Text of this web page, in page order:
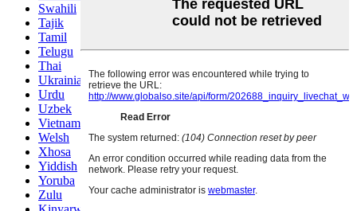
Swahili
Tajik
Tamil
Telugu
Thai
Ukrainian
Urdu
Uzbek
Vietnamese
Welsh
Xhosa
Yiddish
Yoruba
Zulu